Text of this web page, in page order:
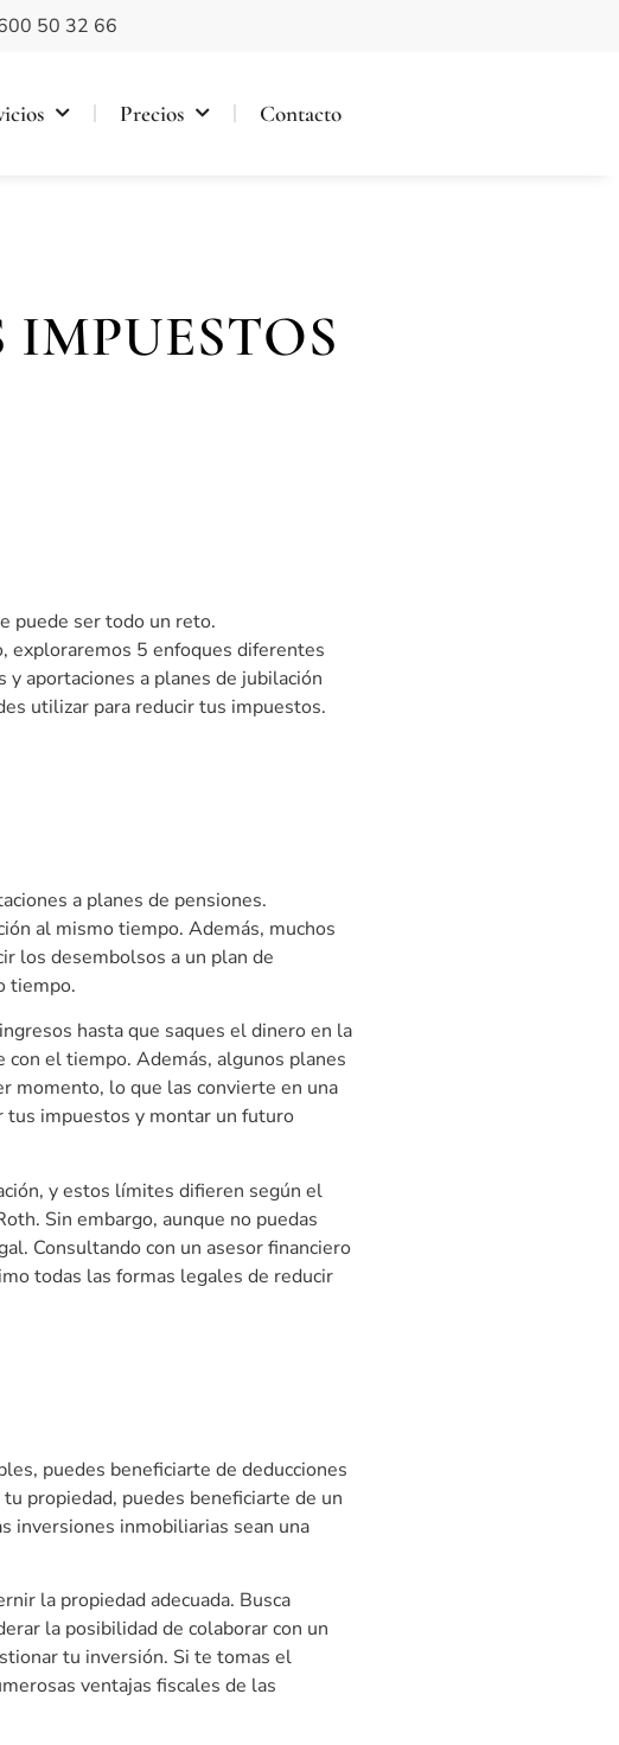
50 32 66
Precios Contacto
puede ser todo un reto.
exploraremos 5 enfoques diferentes
aportaciones a planes de jubilación
utilizar para reducir tus impuestos.
a planes de pensiones.
al mismo tiempo. Además, muchos
los desembolsos a un plan de
tiempo.
hasta que saques el dinero en la
el tiempo. Además, algunos planes
momento, lo que las convierte en una
tus impuestos y montar un futuro
y estos límites difieren según el
Sin embargo, aunque no puedas
Consultando con un asesor financiero
todas las formas legales de reducir
puedes beneficiarte de deducciones
propiedad, puedes beneficiarte de un
inversiones inmobiliarias sean una
la propiedad adecuada. Busca
la posibilidad de colaborar con un
tu inversión. Si te tomas el
ventajas fiscales de las